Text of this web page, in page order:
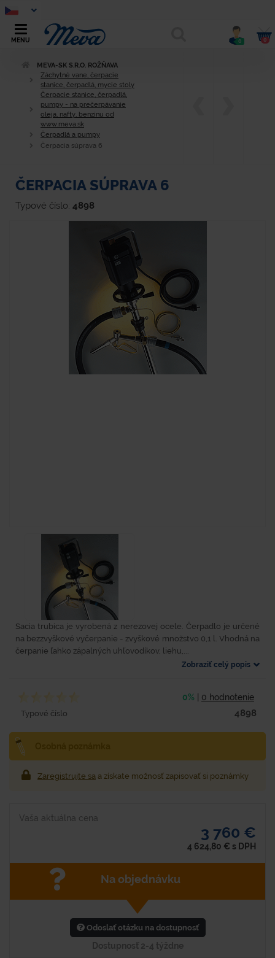
MENU 0 0
MEVA-SK S.R.O. ROŽŇAVA
Záchytné vane, čerpacie
stanice, čerpadlá, mycie stoly
Čerpacie stanice, čerpadlá,
pumpy - na prečerpávanie
oleja, nafty, benzínu od
www.meva.sk
Čerpadlá a pumpy
Čerpacia súprava 6
ČERPACIA SÚPRAVA 6
Typové číslo: 4898
Sacia trubica je vyrobená z nerezovej ocele. Čerpadlo je určené
na bezzvyškové vyčerpanie - zvyškové množstvo 0,1 l. Vhodná na
čerpanie ľahko zápalných uhľovodíkov, liehu,...
Zobraziť celý popis
0% 0 hodnotenie
Typové číslo 4898
Zaregistrujte sa a získate možnosť zapisovať si poznámky
Vaša aktuálna cena
3 760 €
4 624,80 € s DPH
Na objednávku
Odoslať otázku na dostupnosť
Dostupnosť 2-4 týždne